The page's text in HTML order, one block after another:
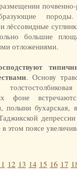
почвенно-
лёссовидные
большие
отложениями.
. Основу
полыни
депрессии
этом поясе
12 13 14 15 16 17